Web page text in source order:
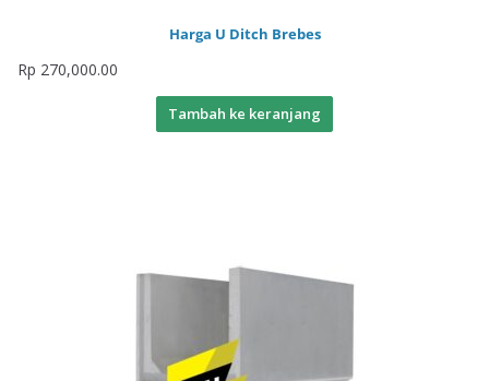
Harga U Ditch Brebes
Rp 270,000.00
Tambah ke keranjang